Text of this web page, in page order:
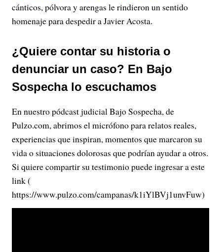
cánticos, pólvora y arengas le rindieron un sentido
homenaje para despedir a Javier Acosta.
¿Quiere contar su historia o
denunciar un caso? En Bajo
Sospecha lo escuchamos
En nuestro pódcast judicial Bajo Sospecha, de
Pulzo.com, abrimos el micrófono para relatos reales,
experiencias que inspiran, momentos que marcaron su
vida o situaciones dolorosas que podrían ayudar a otros.
Si quiere compartir su testimonio puede ingresar a este
link (
https://www.pulzo.com/campanas/k1iYlBVj1unvFuw)